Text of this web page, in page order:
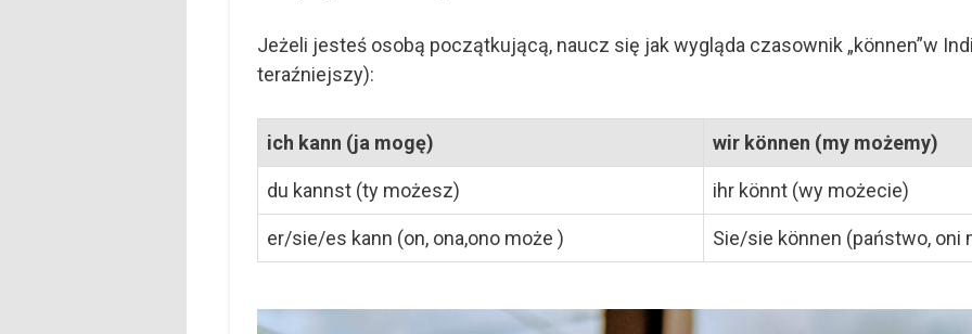
Jeżeli jesteś osobą początkującą, naucz się jak wygląda czasownik „können”w
teraźniejszy):
ich kann (ja mogę) wir können (my możemy)
du kannst (ty możesz) ihr könnt (wy możecie)
er/sie/es kann (on, ona,ono może ) Sie/sie können (państwo, oni